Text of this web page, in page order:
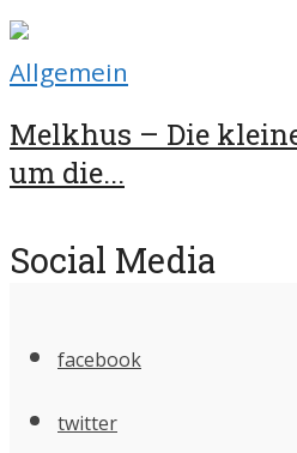
Allgemein
Melkhus – Die
um die...
Social Media
facebook
twitter